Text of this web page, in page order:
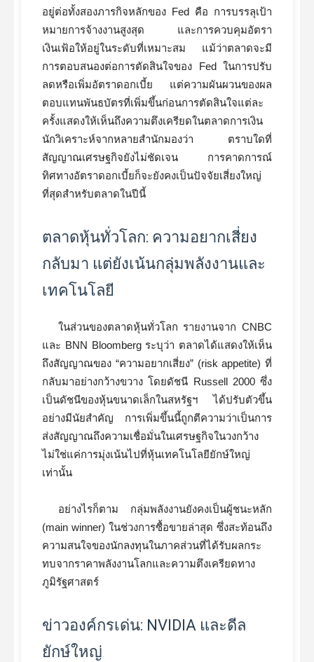
อยู่ต่อทั้งสองภารกิจหลักของ Fed คือ การบรรลุเป้า
หมายการจ้างงานสูงสุด และการควบคุมอัตรา
เงินเฟ้อให้อยู่ในระดับที่เหมาะสม แม้ว่าตลาดจะมี
การตอบสนองต่อการตัดสินใจของ Fed ในการปรับ
ลดหรือเพิ่มอัตราดอกเบี้ย แต่ความผันผวนของผล
ตอบแทนพันธบัตรที่เพิ่มขึ้นก่อนการตัดสินใจแต่ละ
ครั้งแสดงให้เห็นถึงความตึงเครียดในตลาดการเงิน
นักวิเคราะห์จากหลายสำนักมองว่า ตราบใดที่
สัญญาณเศรษฐกิจยังไม่ชัดเจน การคาดการณ์
ทิศทางอัตราดอกเบี้ยก็จะยังคงเป็นปัจจัยเสี่ยงใหญ่
ที่สุดสำหรับตลาดในปีนี้
ตลาดหุ้นทั่วโลก: ความอยากเสี่ยง
กลับมา แต่ยังเน้นกลุ่มพลังงานและ
เทคโนโลยี
ในส่วนของตลาดหุ้นทั่วโลก รายงานจาก CNBC
และ BNN Bloomberg ระบุว่า ตลาดได้แสดงให้เห็น
ถึงสัญญาณของ “ความอยากเสี่ยง” (risk appetite) ที่
กลับมาอย่างกว้างขวาง โดยดัชนี Russell 2000 ซึ่ง
เป็นดัชนีของหุ้นขนาดเล็กในสหรัฐฯ ได้ปรับตัวขึ้น
อย่างมีนัยสำคัญ การเพิ่มขึ้นนี้ถูกตีความว่าเป็นการ
ส่งสัญญาณถึงความเชื่อมั่นในเศรษฐกิจในวงกว้าง
ไม่ใช่แค่การมุ่งเน้นไปที่หุ้นเทคโนโลยียักษ์ใหญ่
เท่านั้น
อย่างไรก็ตาม กลุ่มพลังงานยังคงเป็นผู้ชนะหลัก
(main winner) ในช่วงการซื้อขายล่าสุด ซึ่งสะท้อนถึง
ความสนใจของนักลงทุนในภาคส่วนที่ได้รับผลกระ
ทบจากราคาพลังงานโลกและความตึงเครียดทาง
ภูมิรัฐศาสตร์
ข่าวองค์กรเด่น: NVIDIA และดีล
ยักษ์ใหญ่